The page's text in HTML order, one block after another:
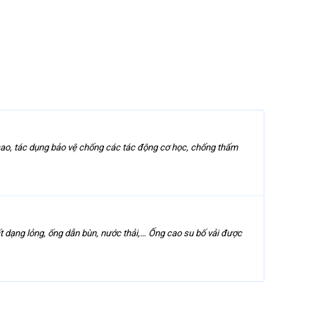
tác dụng bảo vệ chống các tác động cơ học, chống thấm
lỏng, ống dẫn bùn, nước thải,… Ống cao su bố vải được